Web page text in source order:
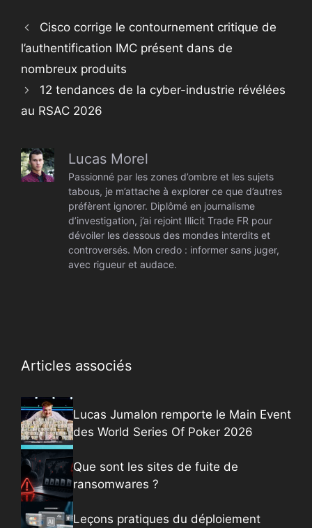
Cisco corrige le contournement critique de
l’authentification IMC présent dans de
nombreux produits
12 tendances de la cyber-industrie révélées
au RSAC 2026
Lucas Morel
Passionné par les zones d’ombre et les sujets
tabous, je m’attache à explorer ce que d’autres
préfèrent ignorer. Diplômé en journalisme
d’investigation, j’ai rejoint Illicit Trade FR pour
dévoiler les dessous des mondes interdits et
controversés. Mon credo : informer sans juger,
avec rigueur et audace.
Articles associés
Lucas Jumalon remporte le Main Event
des World Series Of Poker 2026
Que sont les sites de fuite de
ransomwares ?
Leçons pratiques du déploiement